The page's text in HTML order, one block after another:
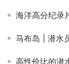
海洋高分纪录
马布岛 | 潜水
高性价比的潜水之